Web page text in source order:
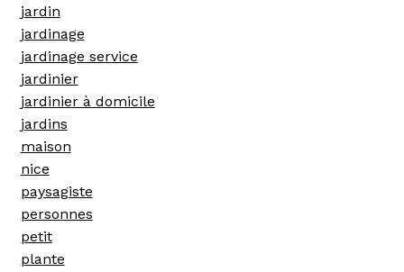
jardin
jardinage
jardinage service
jardinier
jardinier à domicile
jardins
maison
nice
paysagiste
personnes
petit
plante